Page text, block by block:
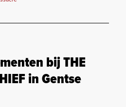
bij THE
in Gentse